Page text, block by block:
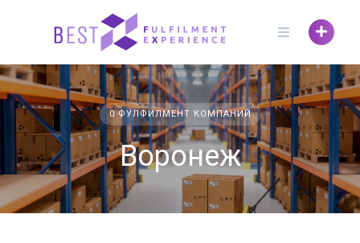
0 ФУЛФИЛМЕНТ КОМПАНИЙ
Воронеж